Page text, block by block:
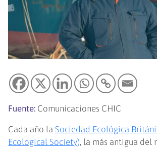
Fuente: Comunicaciones CHIC
Cada año la Sociedad Ecológica
Ecological Society), la más antigua del